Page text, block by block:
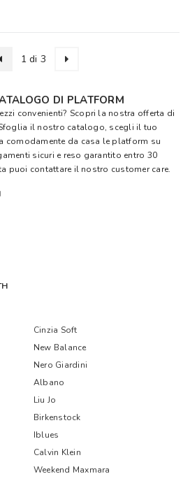
1 di 3
DI PLATFORM
convenienti? Scopri la nostra offerta di
il nostro catalogo, scegli il tuo
comodamente da casa le platform su
sicuri e reso garantito entro 30
puoi contattare il nostro customer care.
Cinzia Soft
New Balance
Nero Giardini
Albano
Liu Jo
Birkenstock
Iblues
Calvin Klein
Weekend Maxmara